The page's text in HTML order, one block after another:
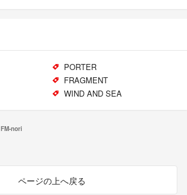
PORTER
FRAGMENT
WIND AND SEA
FM-nori
ページの上へ戻る